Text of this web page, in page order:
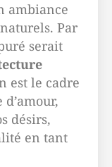
ambiance
Par
serait
est le cadre
désirs,
en tant